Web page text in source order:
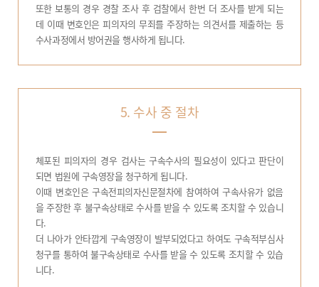
또한 보통의 경우 경찰 조사 후 검찰에서 한번 더 조사를 받게 되는
데 이때 변호인은 피의자의 무죄를 주장하는 의견서를 제출하는 등
수사과정에서 방어권을 행사하게 됩니다.
5. 수사 중 절차
체포된 피의자의 경우 검사는 구속수사의 필요성이 있다고 판단이
되면 법원에 구속영장을 청구하게 됩니다.
이때 변호인은 구속전피의자신문절차에 참여하여 구속사유가 없음
을 주장한 후 불구속상태로 수사를 받을 수 있도록 조치할 수 있습니
다.
더 나아가 안타깝게 구속영장이 발부되었다고 하여도 구속적부심사
청구를 통하여 불구속상태로 수사를 받을 수 있도록 조치할 수 있습
니다.